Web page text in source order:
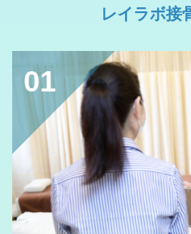
レイラボ接
01